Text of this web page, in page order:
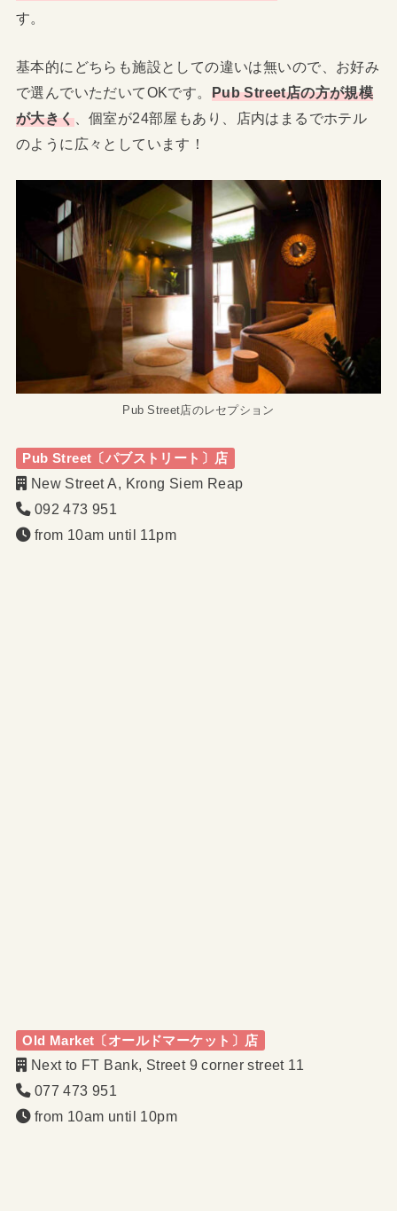
す。
基本的にどちらも施設としての違いは無いので、お好み
で選んでいただいてOKです。 Pub Street店の方が規模
が大きく、個室が24部屋もあり、店内はまるでホテル
のように広々としています！
Pub Street店のレセプション
Pub Street〔パブストリート〕店
New Street A, Krong Siem Reap
092 473 951
from 10am until 11pm
Old Market〔オールドマーケット〕店
Next to FT Bank, Street 9 corner street 11
077 473 951
from 10am until 10pm